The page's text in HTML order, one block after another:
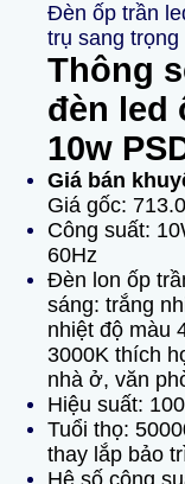
Đèn ốp trần
trụ sang trọng
Thông
đèn led
10w
Giá bán
Giá gốc:
Công suất:
60Hz
Đèn lon ốp
sáng: trắng
nhiệt độ màu
3000K thích
nhà ở, văn
Hiệu suất:
Tuổi thọ:
thay lắp bảo
Hệ số công